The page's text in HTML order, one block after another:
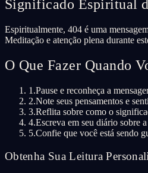
Significado Espiritual
Espiritualmente, 404 é uma
Meditação e atenção plena durante
O Que Fazer Quando
1.Pause e reconheça a
2.Note seus pensamentos e
3.Reflita sobre como o
4.Escreva em seu diário sobre
5.Confie que você está sendo
Obtenha Sua Leitura